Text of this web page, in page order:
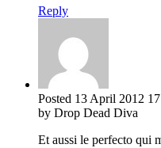
Reply
Posted 13 April 2012
by Drop Dead Diva
Et aussi le perfecto qui